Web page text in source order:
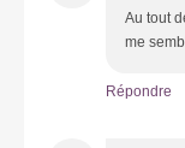
Au tout
me
Répondre